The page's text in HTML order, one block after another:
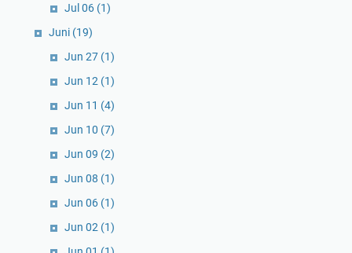
Jul 06 (1)
Juni (19)
Jun 27 (1)
Jun 12 (1)
Jun 11 (4)
Jun 10 (7)
Jun 09 (2)
Jun 08 (1)
Jun 06 (1)
Jun 02 (1)